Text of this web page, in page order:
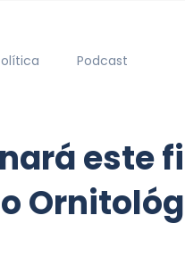
Podcast
este